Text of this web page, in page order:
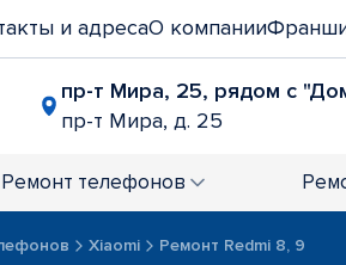
и адресаО компании
пр-т Мира, 25, рядом с
пр-т Мира, д. 25
Ремонт телефонов
Xiaomi Ремонт Redmi 8, 9